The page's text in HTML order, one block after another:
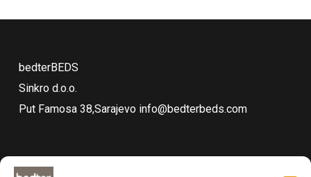
bedterBEDS
Sinkro d.o.o.
Put Famosa 38,Sarajevo info@bedterbeds.com